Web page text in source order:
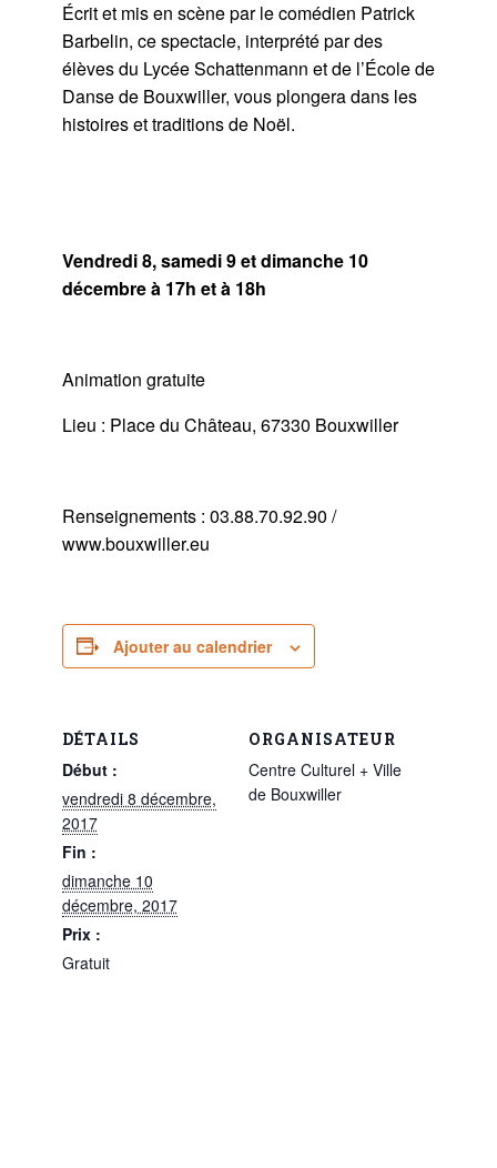
Écrit et mis en scène par le comédien Patrick
Barbelin, ce spectacle, interprété par des
élèves du Lycée Schattenmann et de l’École de
Danse de Bouxwiller, vous plongera dans les
histoires et traditions de Noël.
Vendredi 8, samedi 9 et dimanche 10
décembre à 17h et à 18h
Animation gratuite
Lieu : Place du Château, 67330 Bouxwiller
Renseignements : 03.88.70.92.90 /
www.bouxwiller.eu
Ajouter au calendrier
DÉTAILS
Début :
vendredi 8 décembre,
2017
Fin :
dimanche 10
décembre, 2017
Prix :
Gratuit
ORGANISATEUR
Centre Culturel + Ville
de Bouxwiller